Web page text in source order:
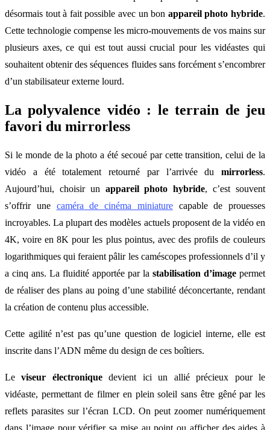
désormais tout à fait possible avec un bon appareil photo hybride.
Cette technologie compense les micro-mouvements de vos mains sur
plusieurs axes, ce qui est tout aussi crucial pour les vidéastes qui
souhaitent obtenir des séquences fluides sans forcément s’encombrer
d’un stabilisateur externe lourd.
La polyvalence vidéo : le terrain de jeu
favori du mirrorless
Si le monde de la photo a été secoué par cette transition, celui de la
vidéo a été totalement retourné par l’arrivée du mirrorless.
Aujourd’hui, choisir un appareil photo hybride, c’est souvent
s’offrir une caméra de cinéma miniaturecapable de prouesses
incroyables. La plupart des modèles actuels proposent de la vidéo en
4K, voire en 8K pour les plus pointus, avec des profils de couleurs
logarithmiques qui feraient pâlir les caméscopes professionnels d’il y
a cinq ans. La fluidité apportée par la stabilisation d’image permet
de réaliser des plans au poing d’une stabilité déconcertante, rendant
la création de contenu plus accessible.
Cette agilité n’est pas qu’une question de logiciel interne, elle est
inscrite dans l’ADN même du design de ces boîtiers.
Leviseur électroniquedevient ici un allié précieux pour le
vidéaste, permettant de filmer en plein soleil sans être gêné par les
reflets parasites sur l’écran LCD. On peut zoomer numériquement
dans l’image pour vérifier sa mise au point ou afficher des aides à